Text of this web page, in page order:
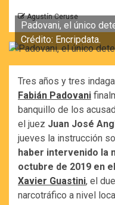
Agustín Ceruse
Padovani, el único
Crédito: Encripdata.
Tres años y tres
Fabián Padovani
banquillo de los
el juez Juan José
jueves la instrucción
haber intervenido la
octubre de 2019 en
Xavier Guastini, el
narcotráfico a nivel